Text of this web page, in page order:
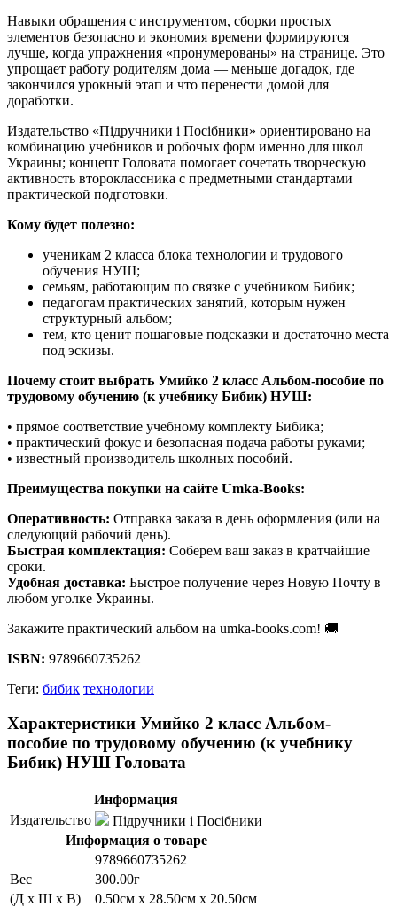
Навыки обращения с инструментом, сборки простых
элементов безопасно и экономия времени формируются
лучше, когда упражнения «пронумерованы» на странице. Это
упрощает работу родителям дома — меньше догадок, где
закончился урокный этап и что перенести домой для
доработки.
Издательство «Підручники і Посібники» ориентировано на
комбинацию учебников и робочых форм именно для школ
Украины; концепт Головата помогает сочетать творческую
активность второклассника с предметными стандартами
практической подготовки.
Кому будет полезно:
ученикам 2 класса блока технологии и трудового
обучения НУШ;
семьям, работающим по связке с учебником Бибик;
педагогам практических занятий, которым нужен
структурный альбом;
тем, кто ценит пошаговые подсказки и достаточно места
под эскизы.
Почему стоит выбрать Умийко 2 класс Альбом-пособие по
трудовому обучению (к учебнику Бибик) НУШ:
• прямое соответствие учебному комплекту Бибика;
• практический фокус и безопасная подача работы руками;
• известный производитель школных пособий.
Преимущества покупки на сайте Umka-Books:
Оперативность: Отправка заказа в день оформления (или на
следующий рабочий день).
Быстрая комплектация: Соберем ваш заказ в кратчайшие
сроки.
Удобная доставка: Быстрое получение через Новую Почту в
любом уголке Украины.
Закажите практический альбом на umka-books.com! 🚚
ISBN: 9789660735262
Теги: бибик технологии
Характеристики Умийко 2 класс Альбом-
пособие по трудовому обучению (к учебнику
Бибик) НУШ Головата
Информация
Издательство
Підручники і Посібники
Информация о товаре
9789660735262
Вес
300.00г
(Д x Ш x В)
0.50см x 28.50см x 20.50см